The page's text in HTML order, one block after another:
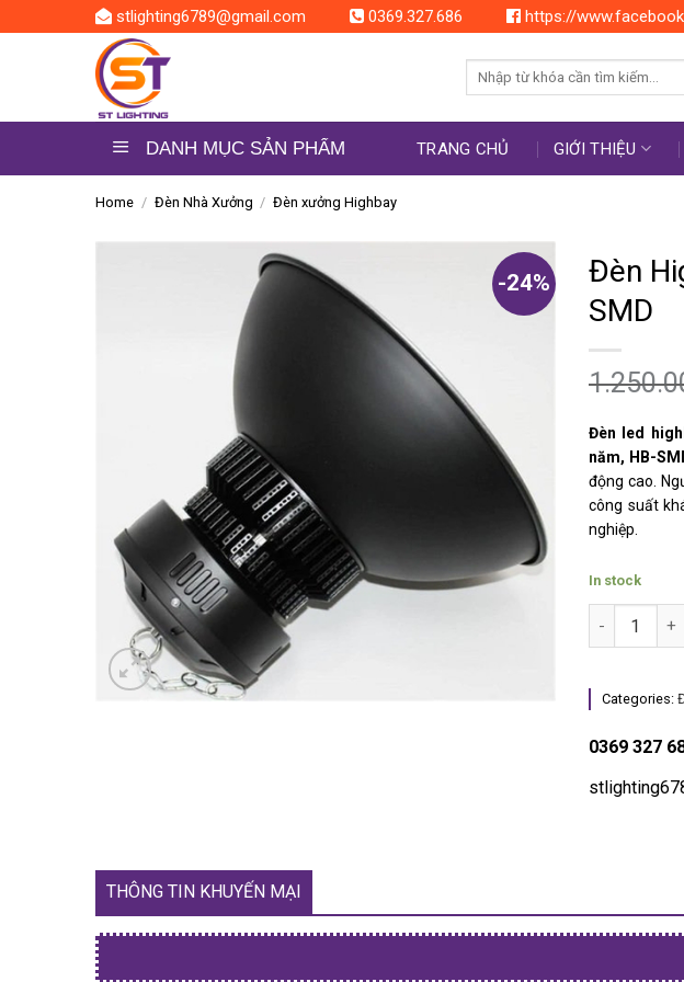
to
stlighting6789@gmail.com 0369.327.686 https://
Search
DANH MỤC SẢN PHẨM TRANG CHỦ GIỚI THIỆU
Home / Đèn Nhà Xưởng / Đèn xưởng Highbay
-24%
Đèn
SMD
Đèn led
năm, HB-
động cao.
công suất
nghiệp.
In stock
Đèn
Categories:
0369 327
THÔNG TIN KHUYẾN MẠI